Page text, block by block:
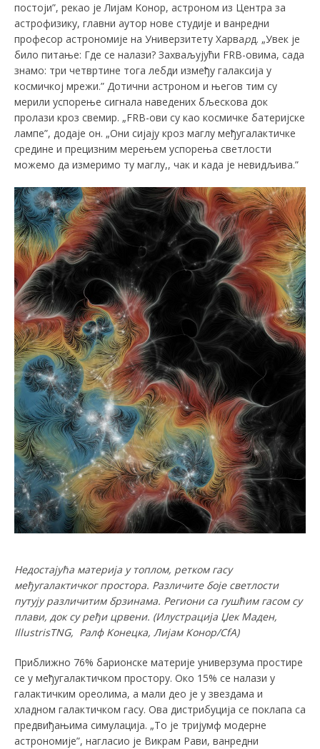
постоји”, рекао је Лијам Kонор, астроном из Центра за
астрофизику, главни аутор нове студије и ванредни
професор астрономије на Универзитету Харвард. „Увек је
било питање: Где се налази? Захваљујући FRB-овима, сада
знамо: три четвртине тога лебди између галаксија у
космичкој мрежи.” Дотични астроном и његов тим су
мерили успорење сигнала наведених бљескова док
пролази кроз свемир. „FRB-ови су као космичке батеријске
лампе”, додаје он. „Они сијају кроз маглу међугалактичке
средине и прецизним мерењем успорења светлости
можемо да измеримо ту маглу,, чак и када је невидљива.”
Недостајућа материја у топлом, ретком гасу
међугалактичког простора. Различите боје светлости
путују различитим брзинама. Региони са гушћим гасом су
плави, док су ређи црвени. (Илустрација Џек Маден,
IllustrisTNG, Ралф Kонецка, Лијам Kонор/CfA)
Приближно 76% барионске материје универзума простире
се у међугалактичком простору. Око 15% се налази у
галактичким ореолима, а мали део је у звездама и
хладном галактичком гасу. Ова дистрибуција се поклапа са
предвиђањима симулација. „То је тријумф модерне
астрономије”, нагласио је Викрам Рави, ванредни